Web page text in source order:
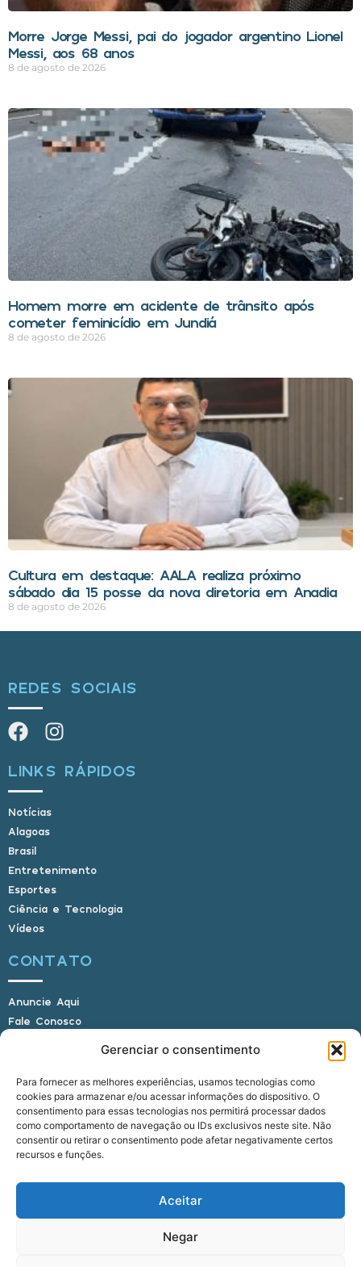
Gerenciar o consentimento
Para fornecer as melhores experiências, usamos tecnologias como
cookies para armazenar e/ou acessar informações do dispositivo. O
consentimento para essas tecnologias nos permitirá processar dados
como comportamento de navegação ou IDs exclusivos neste site. Não
consentir ou retirar o consentimento pode afetar negativamente certos
recursos e funções.
Aceitar
Negar
Morre Jorge Messi, pai do jogador argentino Lionel
Messi, aos 68 anos
8 de agosto de 2026
Homem morre em acidente de trânsito após
cometer feminicídio em Jundiá
8 de agosto de 2026
Cultura em destaque: AALA realiza próximo
sábado dia 15 posse da nova diretoria em Anadia
8 de agosto de 2026
REDES SOCIAIS
LINKS RÁPIDOS
Notícias
Alagoas
Brasil
Entretenimento
Esportes
Ciência e Tecnologia
Vídeos
CONTATO
Anuncie Aqui
Fale Conosco
E-mail: alagoasbrasilnoticias@gmail.com
Telefone: (82) 9 9691-0391 (Whatsapp)
Responsável Técnico: Crysthyan Carlos
Rua do Sau - Centro - Anadia - AL - CEP:
© 2022 - 2026 Alagoas Brasil Notícias. Todos os
direitos reservados.